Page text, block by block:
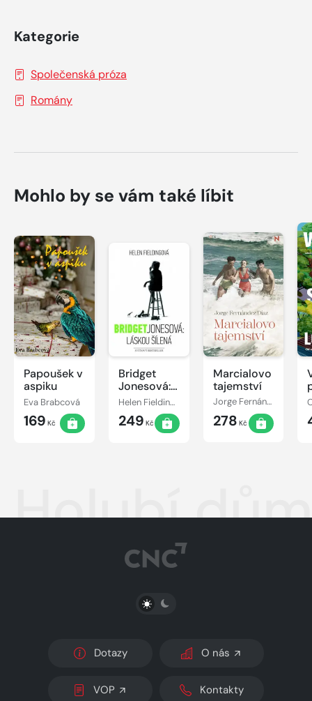
Kategorie
Společenská próza
Romány
Mohlo by se vám také líbit
Papoušek v
aspiku
Eva Brabcová
169 Kč
Bridget
Jonesová:
láskou
šílená
Helen Fieldingová
249 Kč
Marcialovo
tajemství
Jorge Fernández Díaz
278 Kč
Holubí
PŘEPNOUT SVĚTLÝ/TMAVÝ REŽIM
Dotazy O nás
VOP Kontakty